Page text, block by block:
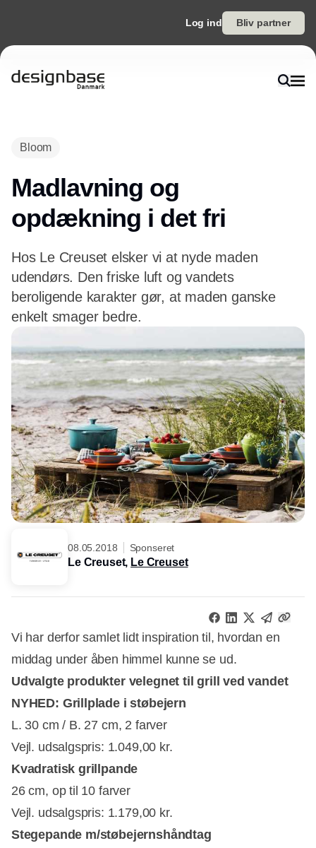
Log ind Bliv partner
Bloom
Madlavning og
opdækning i det fri
Hos Le Creuset elsker vi at nyde maden
udendørs. Den friske luft og vandets
beroligende karakter gør, at maden ganske
enkelt smager bedre.
08.05.2018 Sponseret
Le Creuset, Le Creuset
Vi har derfor samlet lidt inspiration til, hvordan en
middag under åben himmel kunne se ud.
Udvalgte produkter velegnet til grill ved vandet
NYHED: Grillplade i støbejern
L. 30 cm / B. 27 cm, 2 farver
Vejl. udsalgspris: 1.049,00 kr.
Kvadratisk grillpande
26 cm, op til 10 farver
Vejl. udsalgspris: 1.179,00 kr.
Stegepande m/støbejernshåndtag